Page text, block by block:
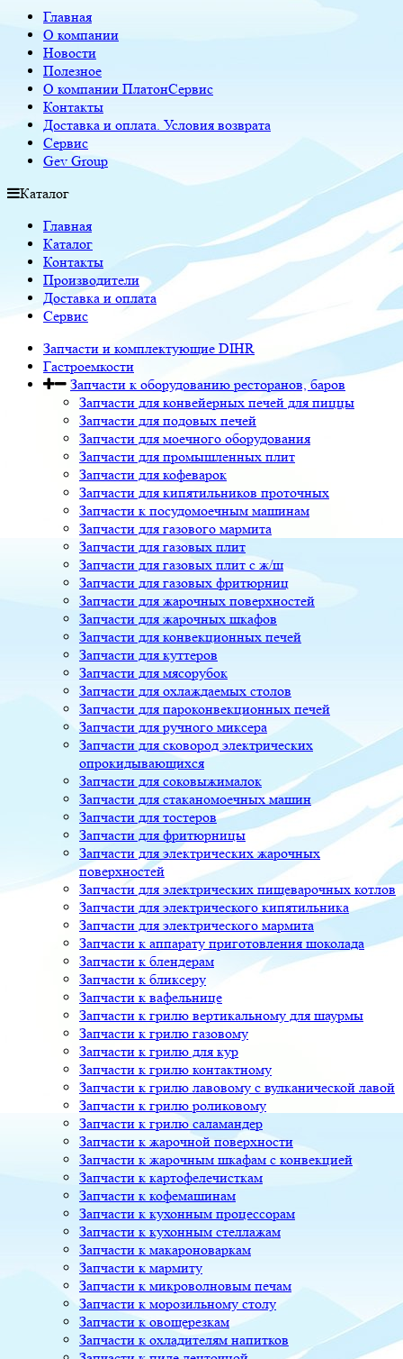
Главная
О компании
Новости
Полезное
О компании ПлатонСервис
Контакты
Доставка и оплата. Условия возврата
Сервис
Gev Group
Каталог
Главная
Каталог
Контакты
Производители
Доставка и оплата
Сервис
Запчасти и комплектующие DIHR
Гастроемкости
Запчасти к оборудованию ресторанов, баров
Запчасти для конвейерных печей для пиццы
Запчасти для подовых печей
Запчасти для моечного оборудования
Запчасти для промышленных плит
Запчасти для кофеварок
Запчасти для кипятильников проточных
Запчасти к посудомоечным машинам
Запчасти для газового мармита
Запчасти для газовых плит
Запчасти для газовых плит с ж/ш
Запчасти для газовых фритюрниц
Запчасти для жарочных поверхностей
Запчасти для жарочных шкафов
Запчасти для конвекционных печей
Запчасти для куттеров
Запчасти для мясорубок
Запчасти для охлаждаемых столов
Запчасти для пароконвекционных печей
Запчасти для ручного миксера
Запчасти для сковород электрических
опрокидывающихся
Запчасти для соковыжималок
Запчасти для стаканомоечных машин
Запчасти для тостеров
Запчасти для фритюрницы
Запчасти для электрических жарочных
поверхностей
Запчасти для электрических пищеварочных котлов
Запчасти для электрического кипятильника
Запчасти для электрического мармита
Запчасти к аппарату приготовления шоколада
Запчасти к блендерам
Запчасти к бликсеру
Запчасти к вафельнице
Запчасти к грилю вертикальному для шаурмы
Запчасти к грилю газовому
Запчасти к грилю для кур
Запчасти к грилю контактному
Запчасти к грилю лавовому с вулканической лавой
Запчасти к грилю роликовому
Запчасти к грилю саламандер
Запчасти к жарочной поверхности
Запчасти к жарочным шкафам с конвекцией
Запчасти к картофелечисткам
Запчасти к кофемашинам
Запчасти к кухонным процессорам
Запчасти к кухонным стеллажам
Запчасти к макароноваркам
Запчасти к мармиту
Запчасти к микроволновым печам
Запчасти к морозильному столу
Запчасти к овощерезкам
Запчасти к охладителям напитков